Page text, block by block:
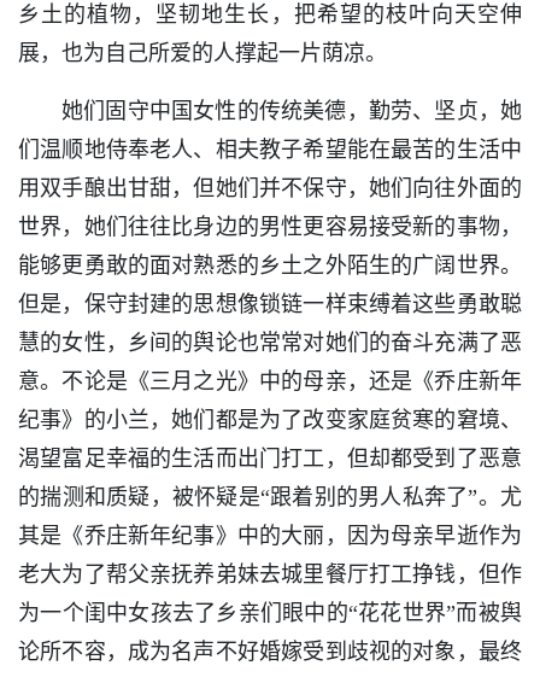
乡土的植物，坚韧地生长，把希望的枝叶向天空伸
展，也为自己所爱的人撑起一片荫凉。
她们固守中国女性的传统美德，勤劳、坚贞，她
们温顺地侍奉老人、相夫教子希望能在最苦的生活中
用双手酿出甘甜，但她们并不保守，她们向往外面的
世界，她们往往比身边的男性更容易接受新的事物，
能够更勇敢的面对熟悉的乡土之外陌生的广阔世界。
但是，保守封建的思想像锁链一样束缚着这些勇敢聪
慧的女性，乡间的舆论也常常对她们的奋斗充满了恶
意。不论是《三月之光》中的母亲，还是《乔庄新年
纪事》的小兰，她们都是为了改变家庭贫寒的窘境、
渴望富足幸福的生活而出门打工，但却都受到了恶意
的揣测和质疑，被怀疑是“跟着别的男人私奔了”。尤
其是《乔庄新年纪事》中的大丽，因为母亲早逝作为
老大为了帮父亲抚养弟妹去城里餐厅打工挣钱，但作
为一个闺中女孩去了乡亲们眼中的“花花世界”而被舆
论所不容，成为名声不好婚嫁受到歧视的对象，最终